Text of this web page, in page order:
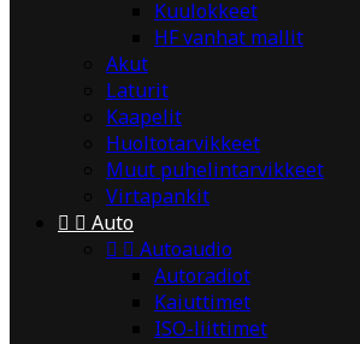
Kuulokkeet
HF vanhat mallit
Akut
Laturit
Kaapelit
Huoltotarvikkeet
Muut puhelintarvikkeet
Virtapankit
  Auto
  Autoaudio
Autoradiot
Kaiuttimet
ISO-liittimet